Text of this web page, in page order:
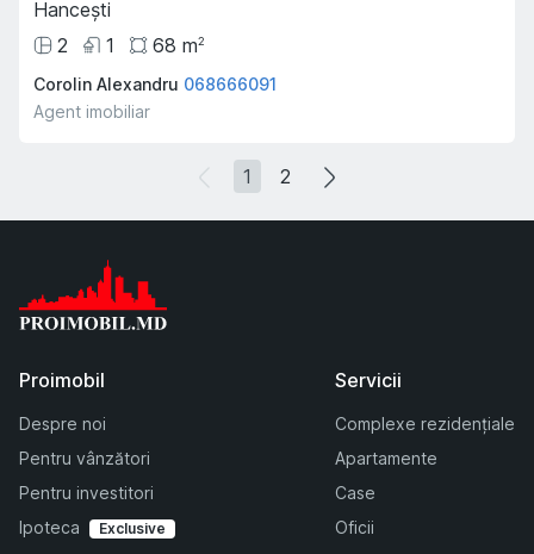
Hancești
2
1 68 m2
Corolin Alexandru 068666091
Agent imobiliar
1 2
Proimobil
Despre noi
Pentru vânzători
Pentru investitori
Ipoteca
Exclusive
Servicii
Complexe rezidențiale
Apartamente
Case
Oficii